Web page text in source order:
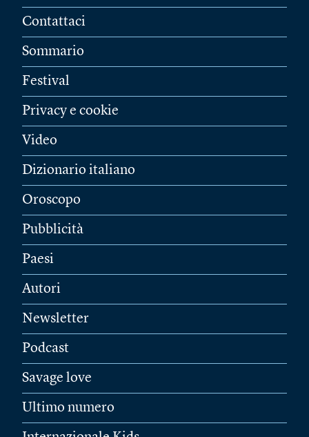
Contattaci
Sommario
Festival
Privacy e cookie
Video
Dizionario italiano
Oroscopo
Pubblicità
Paesi
Autori
Newsletter
Podcast
Savage love
Ultimo numero